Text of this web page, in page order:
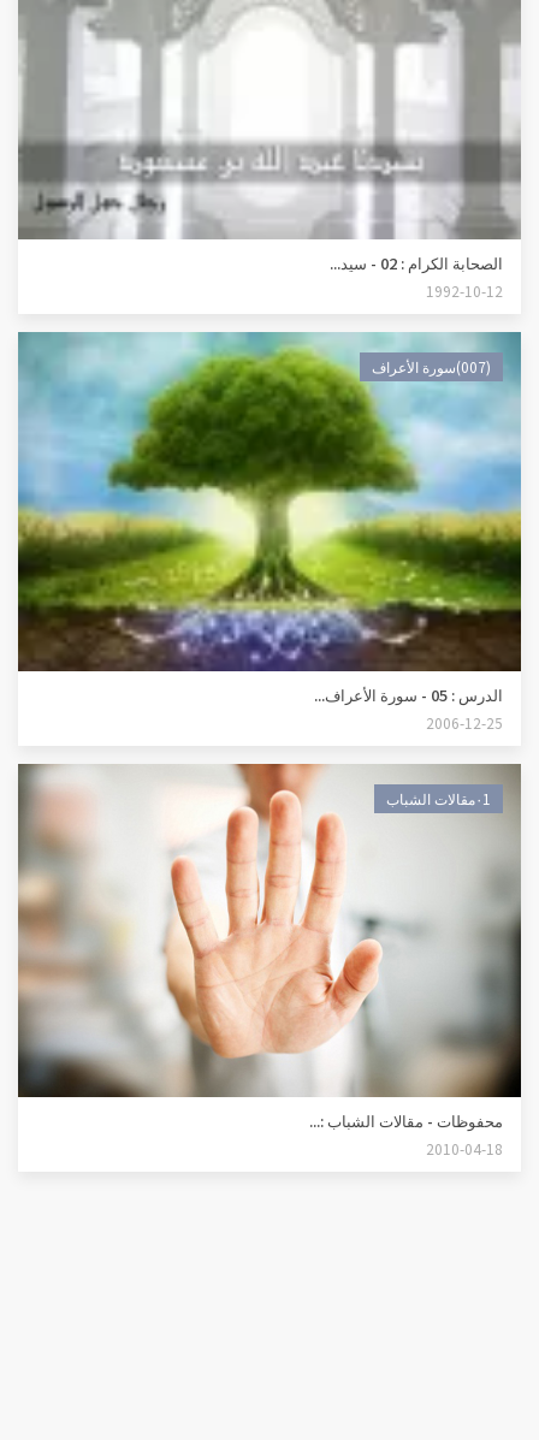
الصحابة الكرام : 02 - سيد...
1992-10-12
(007)سورة الأعراف
الدرس : 05 - سورة الأعراف...
2006-12-25
٠1مقالات الشباب
محفوظات - مقالات الشباب :...
2010-04-18